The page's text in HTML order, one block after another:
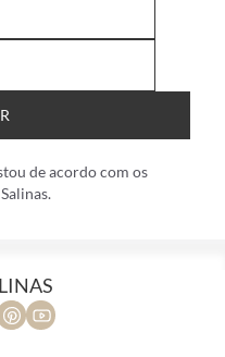
de acordo com os